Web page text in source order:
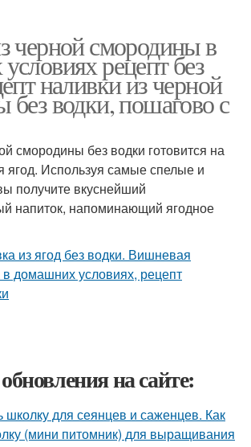
черной смородины в
рецепт без
наливки из черной
без водки, пошагово с
смородины без водки готовится на
ягод. Используя самые спелые и
получите вкуснейший
напиток, напоминающий ягодное
на сайте:
школку для сеянцев и саженцев. Как
(мини питомник) для выращивания